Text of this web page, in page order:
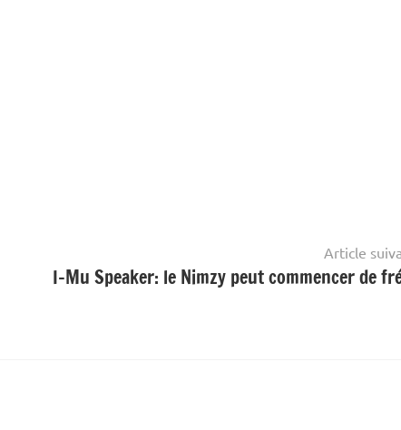
Article
I-Mu Speaker: le Nimzy peut commencer de